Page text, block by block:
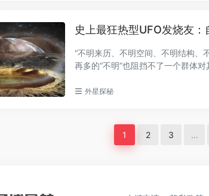
史上最狂热型UFO发烧友
“不明来历、不明空间、不明结构、
再多的“不明”也阻挡不了一个群体
外星探秘
1 2 3 …